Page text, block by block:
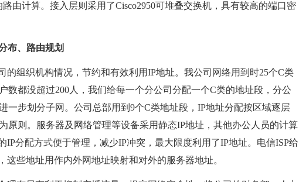
由计算。接入层则采用了Cisco2950可堆叠交换机，具有较高的端口密
、路由规划
组织机构情况，节约和有效利用IP地址。我公司网络用到时25个C类
数都没超过200人，我们给每一个分公司分配一个C类的地址段，分公
一步划分子网。公司总部用到9个C类地址段，IP地址分配按区域逐层
原则。服务器及网络管理等设备采用静态IP地址，其他办公人员的计算
IP分配方式便于管理，减少IP冲突，最大限度利用了IP地址。电信ISP给
这些地址用作内外网地址映射和对外的服务器地址。